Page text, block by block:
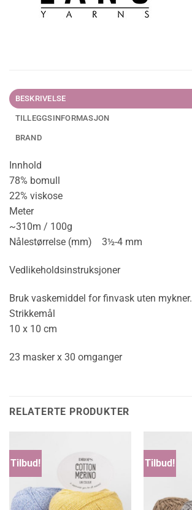
BESKRIVELSE
TILLEGGSINFORMASJON
BRAND
Innhold
78% bomull
22% viskose
Meter
~310m / 100g
Nålestørrelse (mm) 3½-4 mm
Vedlikeholdsinstruksjoner
Bruk vaskemiddel for finvask uten mykner.
Strikkemål
10 x 10 cm
23 masker x 30 omganger
RELATERTE PRODUKTER
Tilbud! Tilbud!